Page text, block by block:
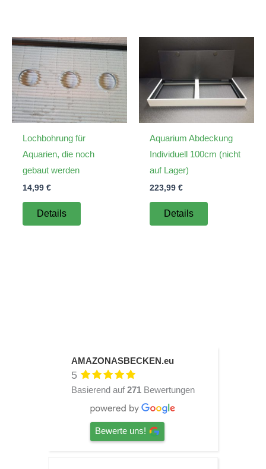
Lochbohrung für
Aquarien, die noch
gebaut werden
14,99 €
Details
Aquarium Abdeckung
Individuell 100cm (nicht
auf Lager)
223,99 €
Details
AMAZONASBECKEN.eu
5
Basierend auf 271 Bewertungen
Bewerte uns!